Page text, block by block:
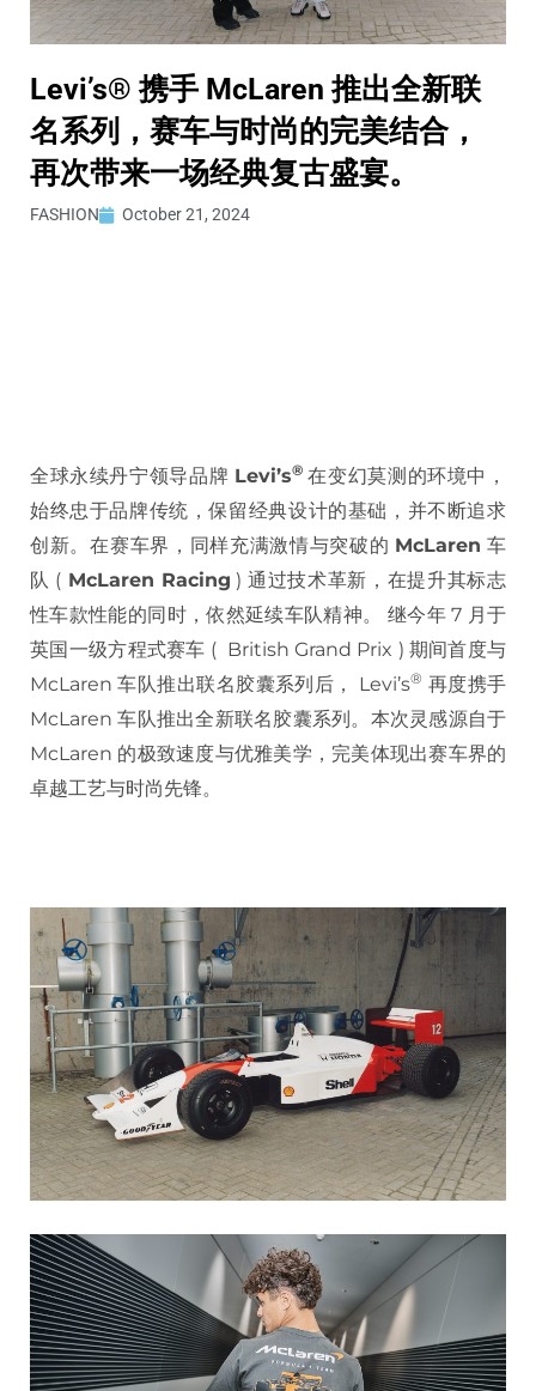
Levi’s® 携手 McLaren 推出全新联
名系列，赛车与时尚的完美结合，
再次带来一场经典复古盛宴。
FASHION October 21, 2024
全球永续丹宁领导品牌 Levi’s®在变幻莫测的环境中，
始终忠于品牌传统，保留经典设计的基础，并不断追求
创新。在赛车界，同样充满激情与突破的 McLaren 车
队 ( McLaren Racing ) 通过技术革新，在提升其标志
性车款性能的同时，依然延续车队精神。 继今年 7 月于
英国一级方程式赛车 ( British Grand Prix ) 期间首度与
McLaren 车队推出联名胶囊系列后， Levi’s® 再度携手
McLaren 车队推出全新联名胶囊系列。本次灵感源自于
McLaren 的极致速度与优雅美学，完美体现出赛车界的
卓越工艺与时尚先锋。